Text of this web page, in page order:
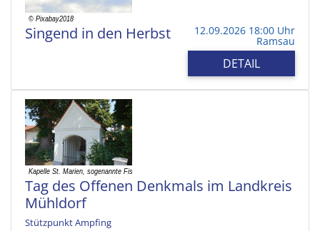
Singend in den Herbst 12.09.2026 18:00 Uhr
Ramsau
DETAIL
Tag des Offenen Denkmals im Landkreis
Mühldorf
Stützpunkt Ampfing